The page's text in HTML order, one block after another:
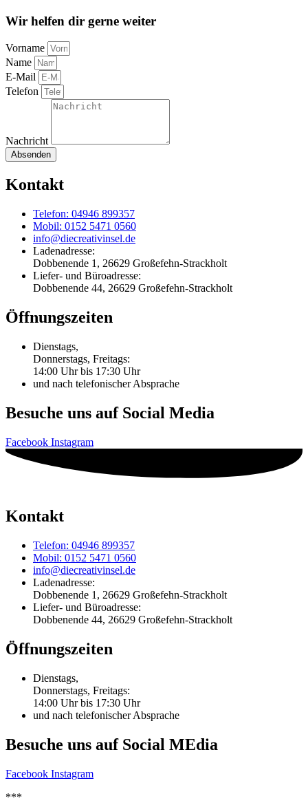
Wir helfen dir gerne weiter
Vorname
Name
E-Mail
Telefon
Nachricht
Absenden
Kontakt
Telefon: 04946 899357
Mobil: 0152 5471 0560
info@diecreativinsel.de
Ladenadresse:
Dobbenende 1, 26629 Großefehn-Strackholt
Liefer- und Büroadresse:
Dobbenende 44, 26629 Großefehn-Strackholt
Öffnungszeiten
Dienstags,
Donnerstags, Freitags:
14:00 Uhr bis 17:30 Uhr
und nach telefonischer Absprache
Besuche uns auf Social Media
Facebook Instagram
Kontakt
Telefon: 04946 899357
Mobil: 0152 5471 0560
info@diecreativinsel.de
Ladenadresse:
Dobbenende 1, 26629 Großefehn-Strackholt
Liefer- und Büroadresse:
Dobbenende 44, 26629 Großefehn-Strackholt
Öffnungszeiten
Dienstags,
Donnerstags, Freitags:
14:00 Uhr bis 17:30 Uhr
und nach telefonischer Absprache
Besuche uns auf Social MEdia
Facebook Instagram
***